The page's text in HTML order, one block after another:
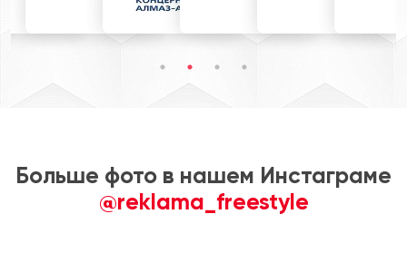
Больше фото в нашем Инстаграме
@reklama_freestyle